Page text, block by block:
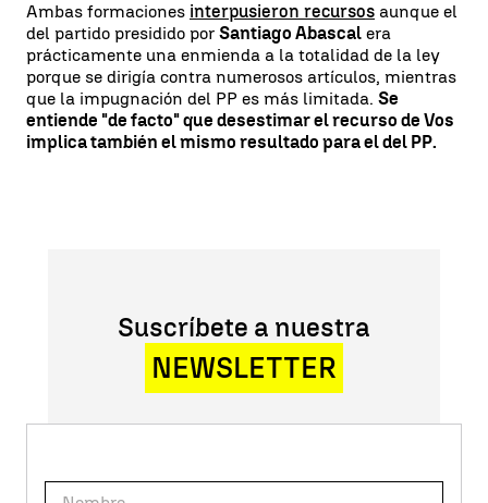
Ambas formaciones interpusieron recursos aunque el
del partido presidido por Santiago Abascal era
prácticamente una enmienda a la totalidad de la ley
porque se dirigía contra numerosos artículos, mientras
que la impugnación del PP es más limitada. Se
entiende "de facto" que desestimar el recurso de Vos
implica también el mismo resultado para el del PP.
Suscríbete a nuestra
NEWSLETTER